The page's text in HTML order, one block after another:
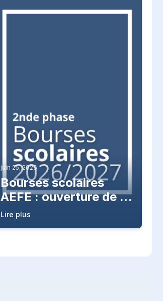
juin 25, 2026
Bourses scolaires
AEFE : ouverture de la
2nde campagne
2026/2027
Lire plus